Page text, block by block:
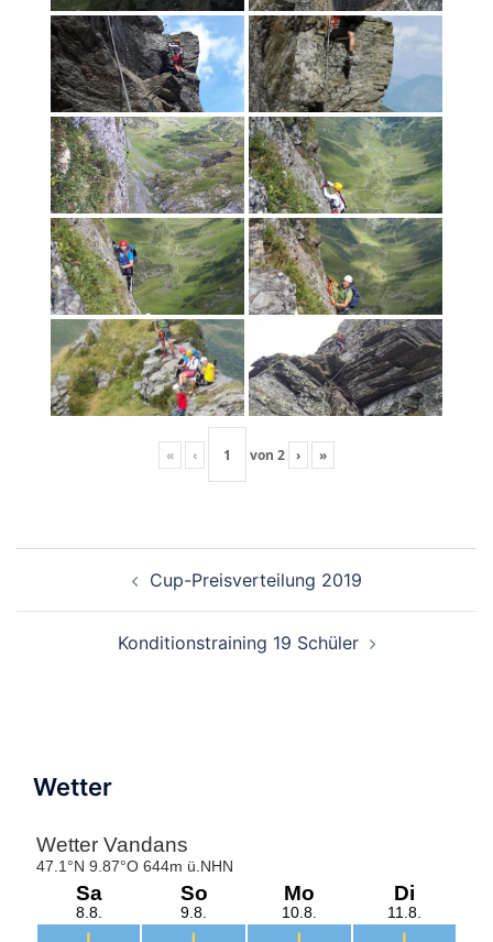
« ‹ von 2 › »
Cup-Preisverteilung 2019
Konditionstraining 19 Schüler
Wetter